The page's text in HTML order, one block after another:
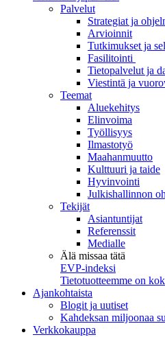
Palvelut
Strategiat ja
Arvioinnit
Tutkimukset ja
Fasilitointi
Tietopalvelut ja
Viestintä ja
Teemat
Aluekehitys
Elinvoima
Työllisyys
Ilmastotyö
Maahanmuutto
Kulttuuri ja taide
Hyvinvointi
Julkishallinnon
Tekijät
Asiantuntijat
Referenssit
Medialle
Älä missaa tätä
EVP-indeksi
Tietotuotteemme on
Ajankohtaista
Blogit ja uutiset
Kahdeksan miljoonaa
Verkkokauppa